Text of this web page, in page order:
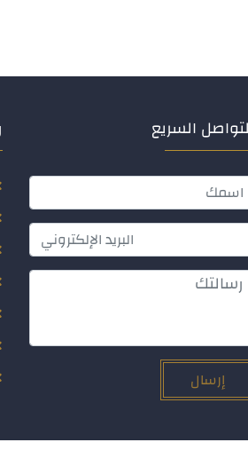
السريع
إرسال